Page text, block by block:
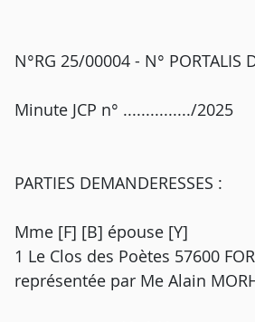
N°RG 25/00004 - N° PORTALIS
Minute JCP n° .............../2025
PARTIES DEMANDERESSES :
Mme [F] [B] épouse [Y]
1 Le Clos des Poètes 57600
représentée par Me Alain